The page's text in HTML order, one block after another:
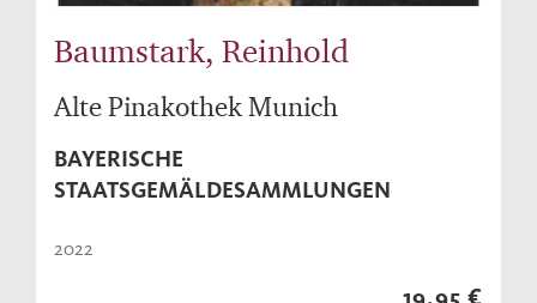
Baumstark, Reinhold
Alte Pinakothek Munich
BAYERISCHE
STAATSGEMÄLDESAMMLUNGEN
2022
19,95 €